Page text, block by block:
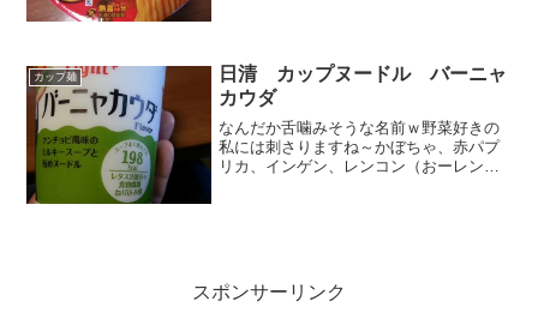
ない。両方あったら新...
カップ麺
日清 カップヌードル バーニャ
カウダ
なんだか舌噛みそうな名前ｗ野菜好きの
私には刺さりますね～かぼちゃ、赤パプ
リカ、インゲン、レンコン（おーレンコ
スポンサーリンク